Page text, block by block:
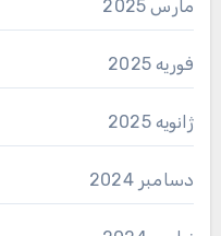
مارس 2025
فوریه 2025
ژانویه 2025
دسامبر 2024